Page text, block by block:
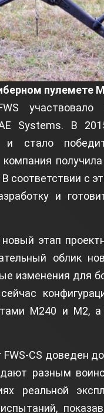
пулемете
участвовало
Systems. В
стало
соответствии с
и
этап
облик
изменения для
M240 и M2,
CS доведен
разным
реальной